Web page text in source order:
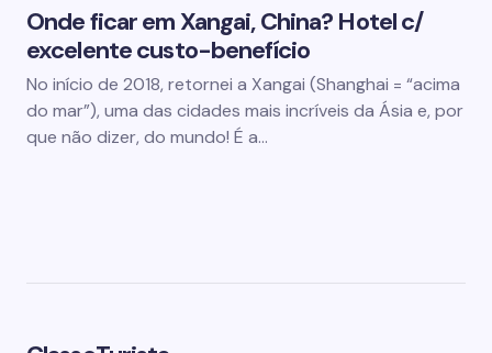
Onde ficar em Xangai, China? Hotel c/
excelente custo-benefício
No início de 2018, retornei a Xangai (Shanghai = “acima
do mar”), uma das cidades mais incríveis da Ásia e, por
que não dizer, do mundo! É a…